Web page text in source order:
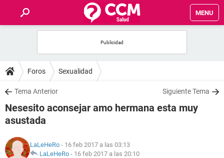
MENU
FOROS
SALUD
FAMILIA
NUTRICIÓN
Foros Sexualidad
Tema Anterior Siguiente Tema
Nesesito aconsejar amo hermana esta muy
asustada
LaLeHeRo - 16 feb 2017 a las 03:13
LaLeHeRo - 16 feb 2017 a las 20:10